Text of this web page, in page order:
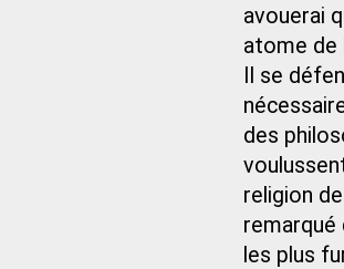
avouerai
atome de
Il se
des
religion
remarqué
les plus